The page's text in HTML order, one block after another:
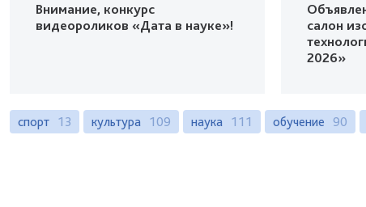
Внимание, конкурс
видеороликов «Дата в науке»!
салон
2026»
спорт 13 культура 109 наука 111 обучение 90